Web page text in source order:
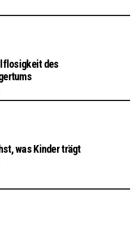
des
was Kinder trägt